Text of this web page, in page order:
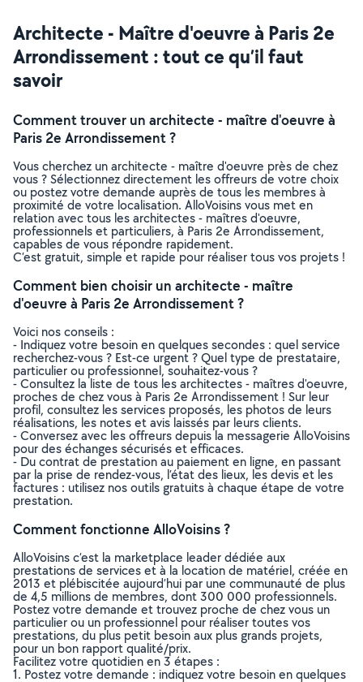
Architecte - Maître d'oeuvre à Paris 2e
Arrondissement : tout ce qu’il faut
savoir
Comment trouver un architecte - maître d'oeuvre à
Paris 2e Arrondissement ?
Vous cherchez un architecte - maître d'oeuvre près de chez
vous ? Sélectionnez directement les offreurs de votre choix
ou postez votre demande auprès de tous les membres à
proximité de votre localisation. AlloVoisins vous met en
relation avec tous les architectes - maîtres d'oeuvre,
professionnels et particuliers, à Paris 2e Arrondissement,
capables de vous répondre rapidement.
C’est gratuit, simple et rapide pour réaliser tous vos projets !
Comment bien choisir un architecte - maître
d'oeuvre à Paris 2e Arrondissement ?
Voici nos conseils :
- Indiquez votre besoin en quelques secondes : quel service
recherchez-vous ? Est-ce urgent ? Quel type de prestataire,
particulier ou professionnel, souhaitez-vous ?
- Consultez la liste de tous les architectes - maîtres d'oeuvre,
proches de chez vous à Paris 2e Arrondissement ! Sur leur
profil, consultez les services proposés, les photos de leurs
réalisations, les notes et avis laissés par leurs clients.
- Conversez avec les offreurs depuis la messagerie AlloVoisins
pour des échanges sécurisés et efficaces.
- Du contrat de prestation au paiement en ligne, en passant
par la prise de rendez-vous, l’état des lieux, les devis et les
factures : utilisez nos outils gratuits à chaque étape de votre
prestation.
Comment fonctionne AlloVoisins ?
AlloVoisins c’est la marketplace leader dédiée aux
prestations de services et à la location de matériel, créée en
2013 et plébiscitée aujourd’hui par une communauté de plus
de 4,5 millions de membres, dont 300 000 professionnels.
Postez votre demande et trouvez proche de chez vous un
particulier ou un professionnel pour réaliser toutes vos
prestations, du plus petit besoin aux plus grands projets,
pour un bon rapport qualité/prix.
Facilitez votre quotidien en 3 étapes :
1. Postez votre demande : indiquez votre besoin en quelques